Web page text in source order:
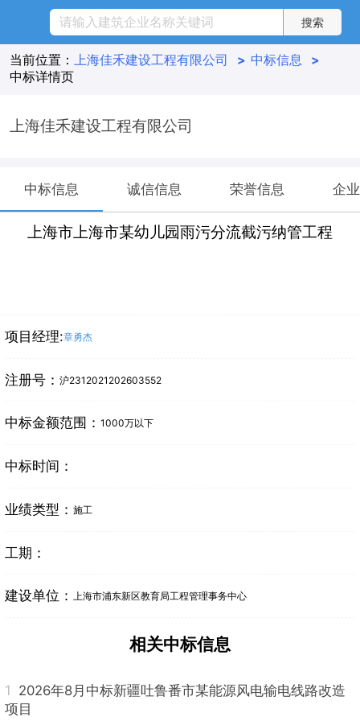
当前位置： 上海佳禾建设工程有限公司 > 中标信息
>
中标详情页
上海佳禾建设工程有限公司
中标信息 诚信信息 荣誉信息 企
上海市上海市某幼儿园雨污分流截污纳管工程
项目经理:章勇杰
注册号： 沪2312021202603552
中标金额范围： 1000万以下
中标时间：
业绩类型： 施工
工期：
建设单位： 上海市浦东新区教育局工程管理事务中心
相关中标信息
1 2026年8月中标新疆吐鲁番市某能源风电输电线路改造
项目